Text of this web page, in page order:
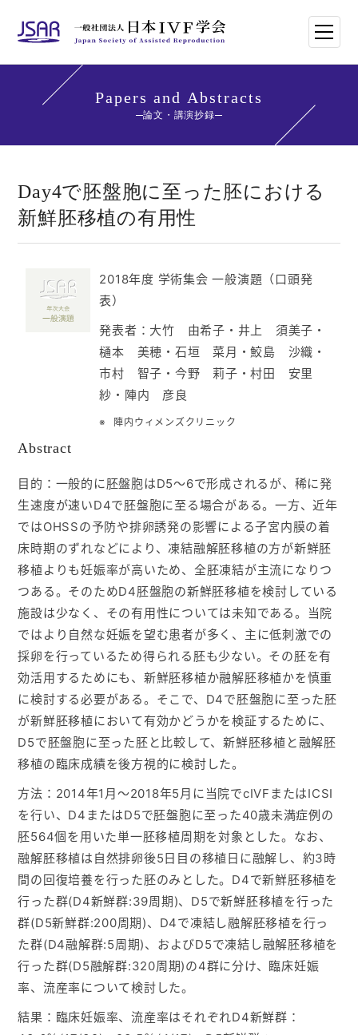
HOME
学会講師紹介
年次大会・イベント
世界のトレンド
お問い合わせ
ログイン
Papers and Abstracts
論文・講演抄録
Day4で胚盤胞に至った胚における
新鮮胚移植の有用性
2018年度 学術集会 一般演題（口頭発
表）
発表者：大竹 由希子・井上 須美子・
樋本 美穂・石垣 菜月・鮫島 沙織・
市村 智子・今野 莉子・村田 安里
紗・陣内 彦良
陣内ウィメンズクリニック
Abstract
目的：一般的に胚盤胞はD5～6で形成されるが、稀に発
生速度が速いD4で胚盤胞に至る場合がある。一方、近年
ではOHSSの予防や排卵誘発の影響による子宮内膜の着
床時期のずれなどにより、凍結融解胚移植の方が新鮮胚
移植よりも妊娠率が高いため、全胚凍結が主流になりつ
つある。そのためD4胚盤胞の新鮮胚移植を検討している
施設は少なく、その有用性については未知である。当院
ではより自然な妊娠を望む患者が多く、主に低刺激での
採卵を行っているため得られる胚も少ない。その胚を有
効活用するためにも、新鮮胚移植か融解胚移植かを慎重
に検討する必要がある。そこで、D4で胚盤胞に至った胚
が新鮮胚移植において有効かどうかを検証するために、
D5で胚盤胞に至った胚と比較して、新鮮胚移植と融解胚
移植の臨床成績を後方視的に検討した。
方法：2014年1月～2018年5月に当院でcIVFまたはICSI
を行い、D4またはD5で胚盤胞に至った40歳未満症例の
胚564個を用いた単一胚移植周期を対象とした。なお、
融解胚移植は自然排卵後5日目の移植日に融解し、約3時
間の回復培養を行った胚のみとした。D4で新鮮胚移植を
行った群(D4新鮮群:39周期)、D5で新鮮胚移植を行った
群(D5新鮮群:200周期)、D4で凍結し融解胚移植を行っ
た群(D4融解群:5周期)、およびD5で凍結し融解胚移植を
行った群(D5融解群:320周期)の4群に分け、臨床妊娠
率、流産率について検討した。
結果：臨床妊娠率、流産率はそれぞれD4新鮮群：